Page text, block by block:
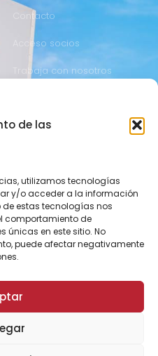
de las
utilizamos tecnologías
y/o acceder a la información
de estas tecnologías nos
comportamiento de
únicas en este sitio. No
puede afectar negativamente
Contacto
Acceso socios
Trabaja con nosotros
comunicacio@actel.es